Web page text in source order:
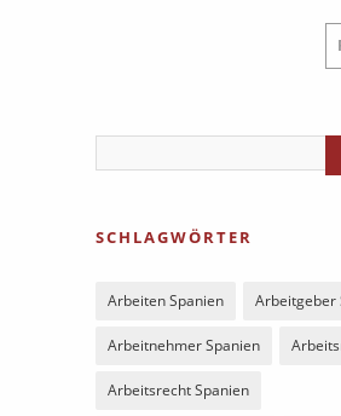
SCHLAGWÖRTER
Arbeiten Spanien Arbeitgeber
Arbeitnehmer Spanien
Arbeitsrecht Spanien